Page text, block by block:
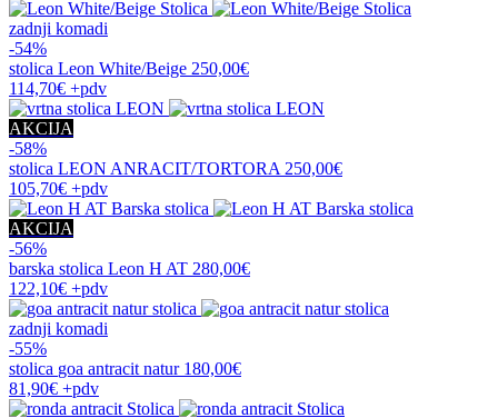
zadnji komadi
-54%
stolica Leon White/Beige 250,00€
114,70€ +pdv
AKCIJA
-58%
stolica LEON ANRACIT/TORTORA 250,00€
105,70€ +pdv
AKCIJA
-56%
barska stolica Leon H AT 280,00€
122,10€ +pdv
zadnji komadi
-55%
stolica goa antracit natur 180,00€
81,90€ +pdv